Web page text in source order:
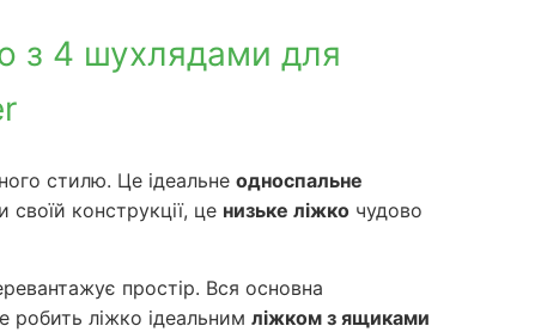
з 4 шухлядами для
стилю. Це ідеальне односпальне
конструкції, це низьке ліжко чудово
простір. Вся основна
робить ліжко ідеальним ліжком з ящиками